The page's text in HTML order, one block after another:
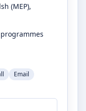
(MEP),
Email